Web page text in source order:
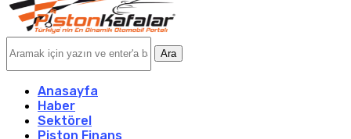
Ara
Anasayfa
Haber
Sektörel
Piston Finans